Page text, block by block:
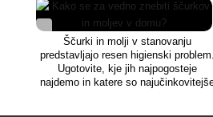
Ščurki in molji v stanovanju
predstavljajo resen higienski problem.
Ugotovite, kje jih najpogosteje
najdemo in katere so